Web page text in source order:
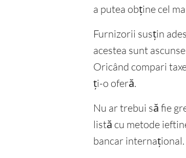
a putea obține cel
Furnizorii susțin
acestea sunt
Oricând compari
ți-o oferă.
Nu ar trebui să fie
listă cu metode
bancar internațional.